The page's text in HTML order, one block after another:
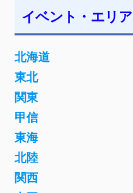
イベント・エリア
北海道
東北
関東
甲信
東海
北陸
関西